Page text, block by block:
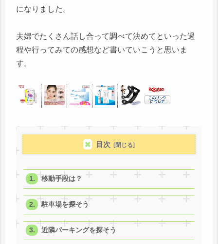
になりました。
夫婦でたくさん話し合って調べて決めてといった過
程や行ってみての感想など書いていこうと思いま
す。
目次
移動手段は？
駐車場を探そう
近隣パーキングを探そう